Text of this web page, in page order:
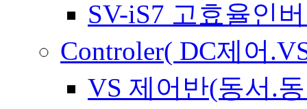
SV-iS7 고효율인
Controler( DC제어
VS 제어반(동서.